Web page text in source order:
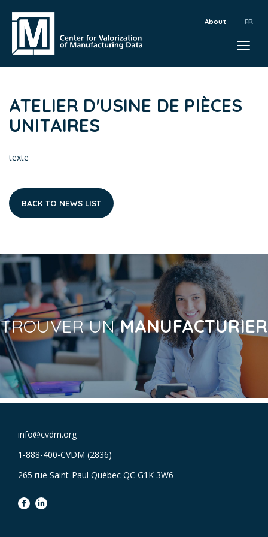
About
ATELIER D'USINE DE PIÈCES
UNITAIRES
texte
BACK TO NEWS LIST
TROUVER UNMANUFACTURIER
info@cvdm.org
1-888-400-CVDM (2836)
265 rue Saint-Paul Québec QC G1K 3W6
facebooklinkedin